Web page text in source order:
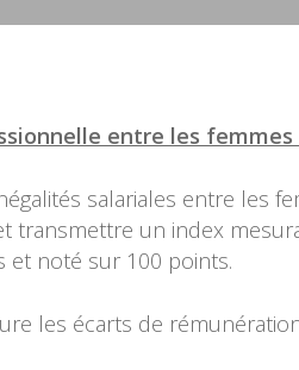
entre les femmes
salariales entre les
transmettre un index
et noté sur 100 points.
les écarts de